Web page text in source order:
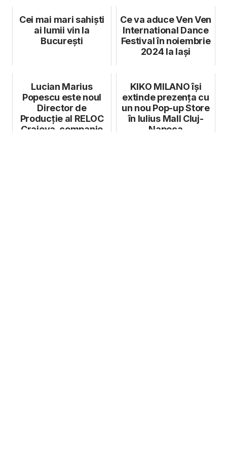
Cei mai mari sahiști
ai lumii vin la
București
Ce va aduce Ven Ven
International Dance
Festival în noiembrie
2024 la Iași
Lucian Marius
Popescu este noul
Director de
Producție al RELOC
Craiova, companie
KIKO MILANO își
extinde prezența cu
un nou Pop-up Store
în Iulius Mall Cluj-
Napoca